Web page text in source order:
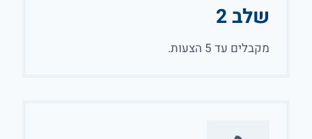
שלב 2
מקבלים עד 5 הצעות.